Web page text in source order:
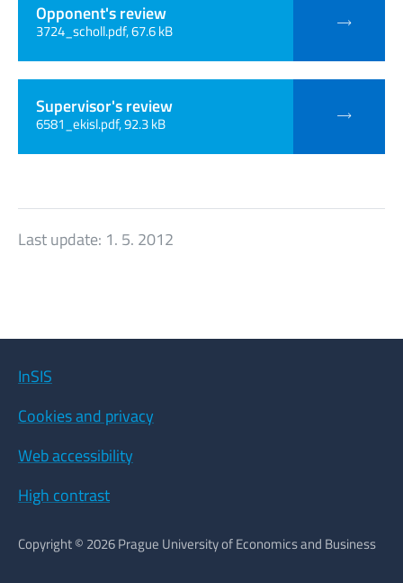
Opponent's review
3724_scholl.pdf, 67.6 kB
Supervisor's review
6581_ekisl.pdf, 92.3 kB
Last update: 1. 5. 2012
InSIS
Cookies and privacy
Web accessibility
High contrast
Copyright © 2026 Prague University of Economics and Business